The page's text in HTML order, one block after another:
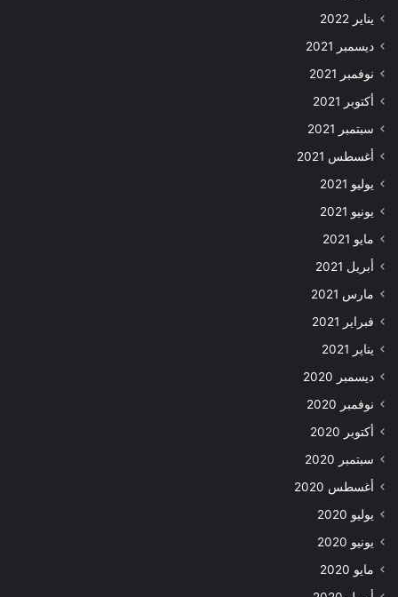
يناير 2022
ديسمبر 2021
نوفمبر 2021
أكتوبر 2021
سبتمبر 2021
أغسطس 2021
يوليو 2021
يونيو 2021
مايو 2021
أبريل 2021
مارس 2021
فبراير 2021
يناير 2021
ديسمبر 2020
نوفمبر 2020
أكتوبر 2020
سبتمبر 2020
أغسطس 2020
يوليو 2020
يونيو 2020
مايو 2020